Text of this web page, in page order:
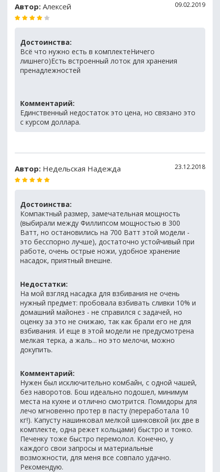
Автор: Алексей 09.02.2019
Достоинства:
Всё что нужно есть в комплектеНичего
лишнего)Есть встроенный лоток для хранения
пренадлежностей
Комментарий:
Единственный недостаток это цена, но связано это
с курсом доллара.
Автор: Недельская Надежда 23.12.2018
Достоинства:
Компактный размер, замечательная мощность
(выбирали между Филлипсом мощностью в 300
Ватт, но остановились на 700 Ватт этой модели -
это бесспорно лучше), достаточно устойчивый при
работе, очень острые ножи, удобное хранение
насадок, приятный внешне.
Недостатки:
На мой взгляд насадка для взбивания не очень
нужный предмет: пробовала взбивать сливки 10% и
домашний майонез - не справился с задачей, но
оценку за это не снижаю, так как брали его не для
взбивания. И еще в этой модели не предусмотрена
мелкая терка, а жаль... но это мелочи, можно
докупить.
Комментарий:
Нужен был исключительно комбайн, с одной чашей,
без наворотов. Бош идеально подошел, минимум
места на кухне и отлично смотрится. Помидоры для
лечо мгновенно протер в пасту (переработала 10
кг!). Капусту нашинковал мелкой шинковкой (их две в
комплекте, одна режет кольцами) быстро и тонко.
Печенку тоже быстро перемолол. Конечно, у
каждого свои запросы и материальные
возможности, для меня все совпало удачно.
Рекомендую.